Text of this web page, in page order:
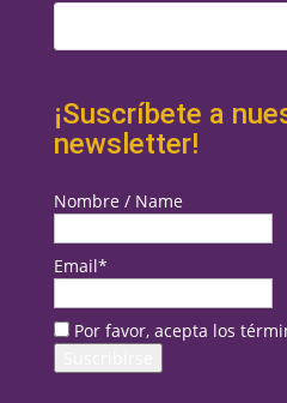
¡Suscríbete a
newsletter!
Nombre / Name
Email*
Por favor, acepta los